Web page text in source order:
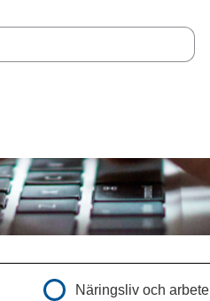
Näringsliv och arbete